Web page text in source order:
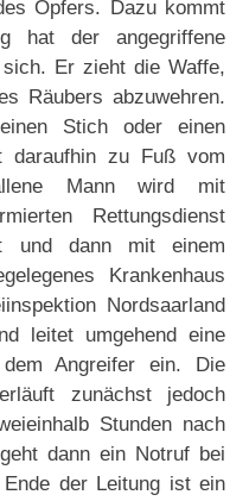
Opfers. Dazu kommt
hat der angegriffene
Er zieht die Waffe,
Räubers abzuwehren.
Stich oder einen
daraufhin zu Fuß vom
Mann wird mit
Rettungsdienst
und dann mit einem
Krankenhaus
Nordsaarland
leitet umgehend eine
dem Angreifer ein. Die
zunächst jedoch
Stunden nach
dann ein Notruf bei
der Leitung ist ein